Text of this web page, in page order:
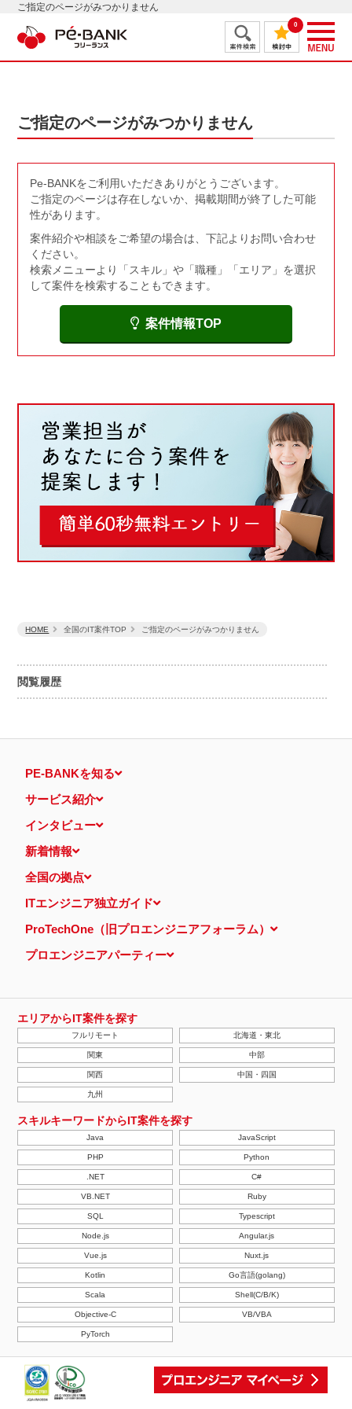
ご指定のページがみつかりません
0
閲覧履歴
HOME 全国のIT案件TOP ご指定のページがみつかりません
ご指定のページがみつかりません
Pe-BANKをご利用いただきありがとうございます。
ご指定のページは存在しないか、掲載期間が終了した可能
性があります。
案件紹介や相談をご希望の場合は、下記よりお問い合わせ
ください。
検索メニューより「スキル」や「職種」「エリア」を選択
して案件を検索することもできます。
案件情報TOP
PE-BANKを知る
サービス紹介
インタビュー
新着情報
全国の拠点
ITエンジニア独立ガイド
ProTechOne（旧プロエンジニアフォーラム）
プロエンジニアパーティー
エリアからIT案件を探す
フルリモート 北海道・東北
関東 中部
関西 中国・四国
九州
スキルキーワードからIT案件を探す
Java JavaScript
PHP Python
.NET C#
VB.NET Ruby
SQL Typescript
Node.js Angular.js
Vue.js Nuxt.js
Kotlin Go言語(golang)
Scala Shell(C/B/K)
Objective-C VB/VBA
PyTorch